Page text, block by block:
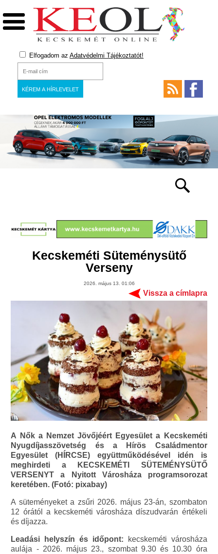
Elfogadom az Adatvédelmi Tájékoztatót!
Kecskeméti Süteménysütő
Verseny
2026. május 13. 01:06
Vissza a címlapra
A Nők a Nemzet Jövőjéért Egyesület a Kecskeméti
Nyugdíjasszövetség és a Hírös Családmentor
Egyesület (HÍRCSE) együttműködésével idén is
meghirdeti a KECSKEMÉTI SÜTEMÉNYSÜTŐ
VERSENYT a Nyitott Városháza programsorozat
keretében. (Fotó: pixabay)
A süteményeket a zsűri 2026. május 23-án, szombaton
12 órától a kecskeméti városháza díszudvarán értékeli
és díjazza.
Leadási helyszín és időpont: kecskeméti városháza
aulája - 2026. május 23., szombat 9.30 és 10.30 óra